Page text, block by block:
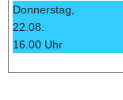
Donnerstag,
22.08.
16.00 Uhr